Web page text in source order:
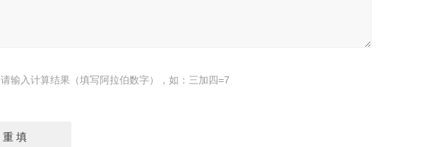
请输入计算结果（填写阿拉伯数字），如：三加四=7